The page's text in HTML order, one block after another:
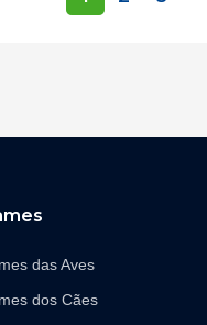
das Aves
dos Cães